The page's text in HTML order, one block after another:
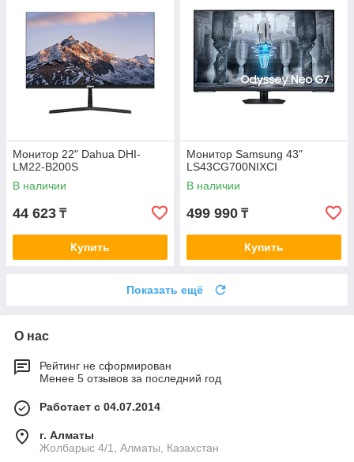
Монитор 22" Dahua DHI-
LM22-B200S
В наличии
44 623 ₸
Купить
Монитор Samsung 43"
LS43CG700NIXCI
В наличии
499 990 ₸
Купить
Показать ещё
О нас
Рейтинг не сформирован
Менее 5 отзывов за последний год
Работает с 04.07.2014
г. Алматы
Жолбарыс 4/1, Алматы, Казахстан